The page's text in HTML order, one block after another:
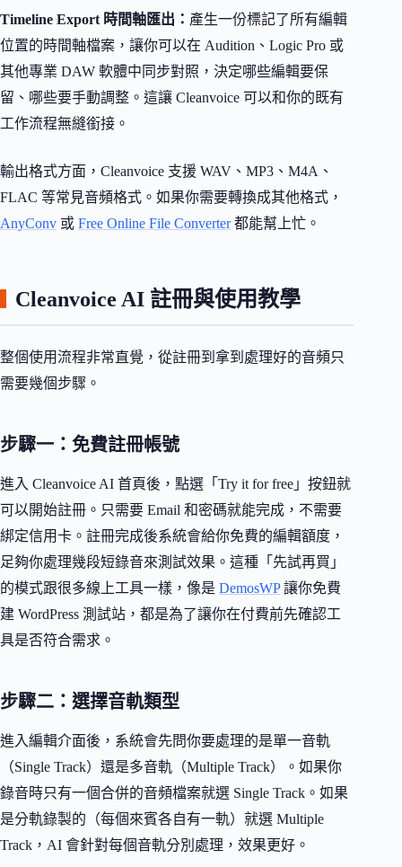
Timeline Export 時間軸匯出： 產生一份標記了所有編輯
位置的時間軸檔案，讓你可以在 Audition、Logic Pro 或
其他專業 DAW 軟體中同步對照，決定哪些編輯要保
留、哪些要手動調整。這讓 Cleanvoice 可以和你的既有
工作流程無縫銜接。
輸出格式方面，Cleanvoice 支援 WAV、MP3、M4A、
FLAC 等常見音頻格式。如果你需要轉換成其他格式，
AnyConv 或 Free Online File Converter都能幫上忙。
Cleanvoice AI 註冊與使用教學
整個使用流程非常直覺，從註冊到拿到處理好的音頻只
需要幾個步驟。
步驟一：免費註冊帳號
進入 Cleanvoice AI 首頁後，點選「Try it for free」按鈕就
可以開始註冊。只需要 Email 和密碼就能完成，不需要
綁定信用卡。註冊完成後系統會給你免費的編輯額度，
足夠你處理幾段短錄音來測試效果。這種「先試再買」
的模式跟很多線上工具一樣，像是 DemosWP讓你免費
建 WordPress 測試站，都是為了讓你在付費前先確認工
具是否符合需求。
步驟二：選擇音軌類型
進入編輯介面後，系統會先問你要處理的是單一音軌
（Single Track）還是多音軌（Multiple Track）。如果你
錄音時只有一個合併的音頻檔案就選 Single Track。如果
是分軌錄製的（每個來賓各自有一軌）就選 Multiple
Track，AI 會針對每個音軌分別處理，效果更好。